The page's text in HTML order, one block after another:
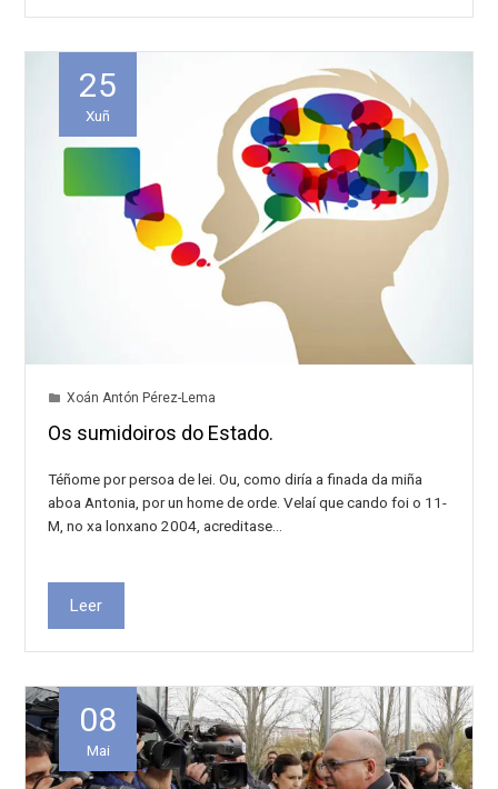
25
Xuñ
Xoán Antón Pérez-Lema
Os sumidoiros do Estado.
Téñome por persoa de lei. Ou, como diría a finada da miña
aboa Antonia, por un home de orde. Velaí que cando foi o 11-
M, no xa lonxano 2004, acreditase…
Leer
08
Mai